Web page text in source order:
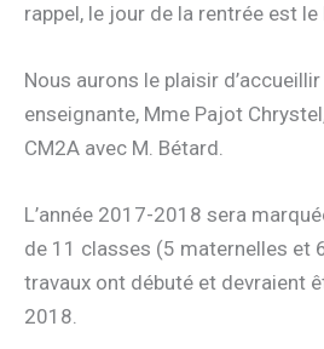
rappel, le jour de la rentrée est
Nous aurons le plaisir
enseignante, Mme Pajot
CM2A avec M. Bétard.
L’année 2017-2018 sera
de 11 classes (5 maternelles et
travaux ont débuté et devraient
2018.